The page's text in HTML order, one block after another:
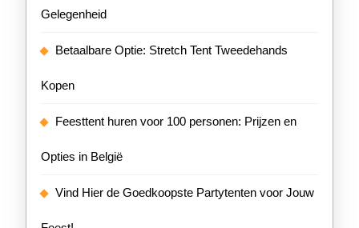
Gelegenheid
Betaalbare Optie: Stretch Tent Tweedehands
Kopen
Feesttent huren voor 100 personen: Prijzen en
Opties in België
Vind Hier de Goedkoopste Partytenten voor Jouw